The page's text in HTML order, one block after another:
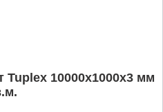
10000x1000x3 мм